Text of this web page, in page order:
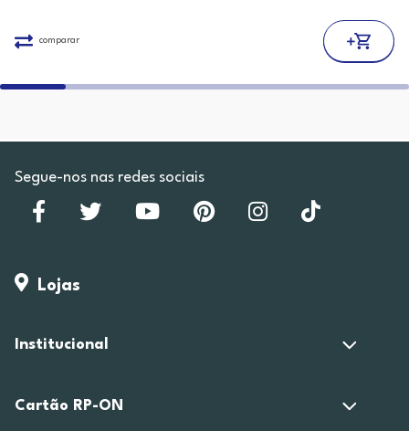
comparar
Segue-nos nas redes sociais
Lojas
Institucional
Cartão RP-ON